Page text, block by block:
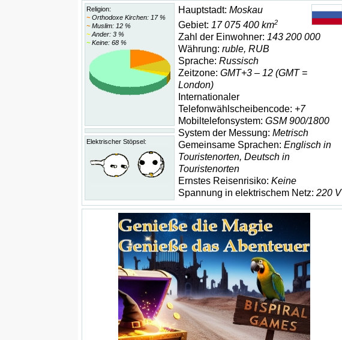
Religion:
~Orthodoxe Kirchen: 17 %
~Muslim: 12 %
~Ander: 3 %
~Keine: 68 %
Hauptstadt: Moskau
Gebiet: 17 075 400 km2
Zahl der Einwohner: 143 200 000
Währung: ruble, RUB
Sprache: Russisch
Zeitzone: GMT+3 – 12 (GMT =
London)
Internationaler
Telefonwählscheibencode: +7
Mobiltelefonsystem: GSM 900/1800
System der Messung: Metrisch
Gemeinsame Sprachen: Englisch in
Touristenorten, Deutsch in
Touristenorten
Ernstes Reisenrisiko: Keine
Spannung in elektrischem Netz: 220 V
Elektrischer Stöpsel: